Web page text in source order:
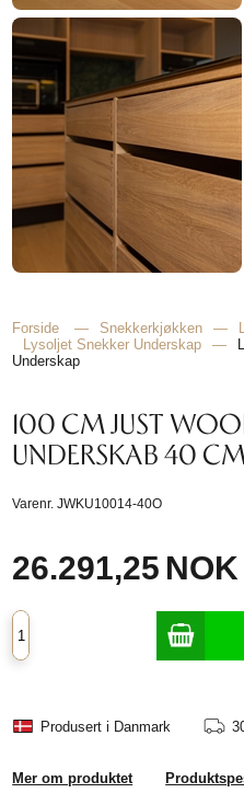
Forside — Snekkerkjøkken —
Lysoljet Snekker Underskap
—
Underskap
100 CM JUST
UNDERSKAB 40
Varenr.JWKU10014-40O
26.291,25 NOK
Produsert i Danmark
Mer om produktet